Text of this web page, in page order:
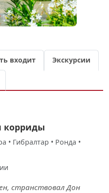
входит Экскурсии
корриды
• Гибралтар • Ронда •
странствовал Дон